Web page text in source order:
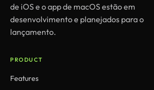
de iOS e o app de macOS estão em
desenvolvimento e planejados para o
lançamento.
PRODUCT
Features